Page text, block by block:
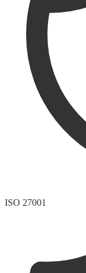
ISO 27001